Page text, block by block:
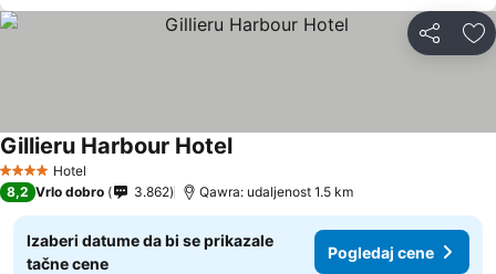
Deli
4 ZvezdiceHotel
Gillieru Harbour Hotel
8,2 Vrlo dobro 3.862 Qawra: udaljenost 1.5 km
Izaberi datume da bi se prikazale
tačne cene
Pogledaj cene